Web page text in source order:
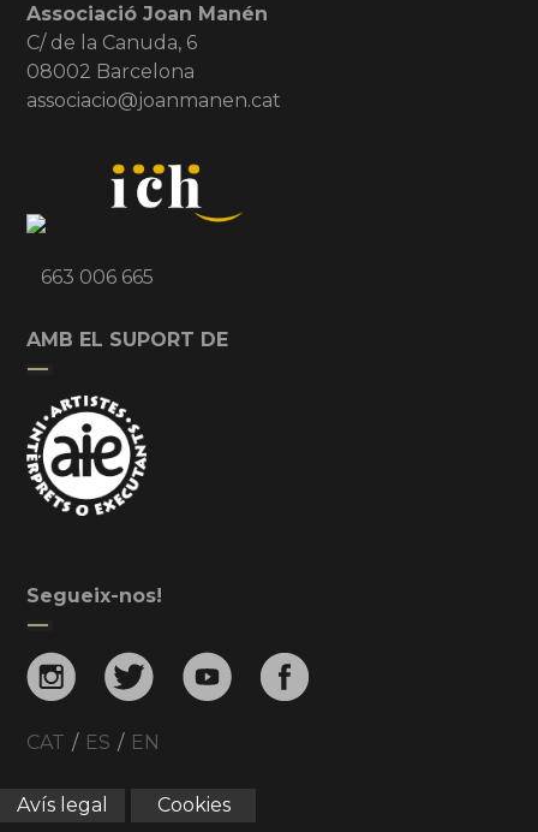
Associació Joan Manén
C/ de la Canuda, 6
08002 Barcelona
associacio@joanmanen.cat
663 006 665
AMB EL SUPORT DE
Segueix-nos!
CAT / ES / EN
Avís legal Cookies